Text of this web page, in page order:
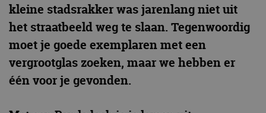
kleine stadsrakker was jarenlang niet uit
het straatbeeld weg te slaan. Tegenwoordig
moet je goede exemplaren met een
vergrootglas zoeken, maar we hebben er
één voor je gevonden.